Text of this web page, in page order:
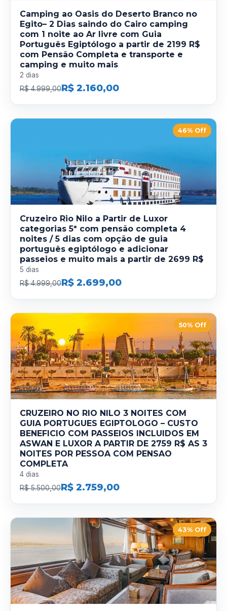
Camping ao Oasis do Deserto Branco no
Egito– 2 Dias saindo do Cairo camping
com 1 noite ao Ar livre com Guia
Português Egiptólogo a partir de 2199 R$
com Pensão Completa e transporte e
camping e muito mais
2 dias
R$ 4.999,00R$ 2.160,00
46% Off
Cruzeiro Rio Nilo a Partir de Luxor
categorias 5* com pensão completa 4
noites / 5 dias com opção de guia
português egiptólogo e adicionar
passeios e muito mais a partir de 2699 R$
5 dias
R$ 4.999,00R$ 2.699,00
50% Off
CRUZEIRO NO RIO NILO 3 NOITES COM
GUIA PORTUGUES EGIPTOLOGO – CUSTO
BENEFICIO COM PASSEIOS INCLUIDOS EM
ASWAN E LUXOR A PARTIR DE 2759 R$ AS 3
NOITES POR PESSOA COM PENSAO
COMPLETA
4 dias
R$ 5.500,00R$ 2.759,00
43% Off